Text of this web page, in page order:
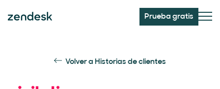
Prueba gratis
Volver a Historias de clientes